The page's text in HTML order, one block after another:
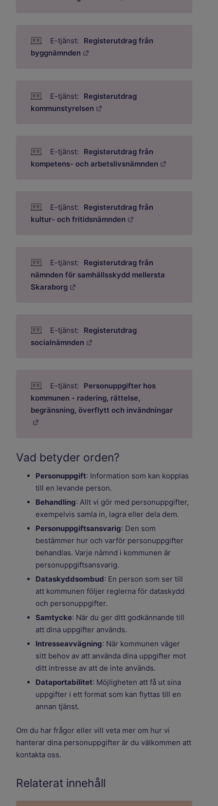
Registerutdrag från
byggnämnden
Registerutdrag
kommunstyrelsen
Registerutdrag från
kompetens- och arbetslivsnämnden
Registerutdrag från
kultur- och fritidsnämnden
Registerutdrag från
nämnden för samhällsskydd mellersta
Skaraborg
Registerutdrag
socialnämnden
Personuppgifter hos
kommunen - radering, rättelse,
begränsning, överflytt och invändningar
Vad betyder orden?
Personuppgift: Information som kan kopplas
till en levande person.
Behandling: Allt vi gör med personuppgifter,
exempelvis samla in, lagra eller dela dem.
Personuppgiftsansvarig: Den som
bestämmer hur och varför personuppgifter
behandlas. Varje nämnd i kommunen är
personuppgiftsansvarig.
Dataskyddsombud: En person som ser till
att kommunen följer reglerna för dataskydd
och personuppgifter.
Samtycke: När du ger ditt godkännande till
att dina uppgifter används.
Intresseavvägning: När kommunen väger
sitt behov av att använda dina uppgifter mot
ditt intresse av att de inte används.
Dataportabilitet: Möjligheten att få ut sina
uppgifter i ett format som kan flyttas till en
annan tjänst.
Om du har frågor eller vill veta mer om hur vi
hanterar dina personuppgifter är du välkommen att
kontakta oss.
Relaterat innehåll